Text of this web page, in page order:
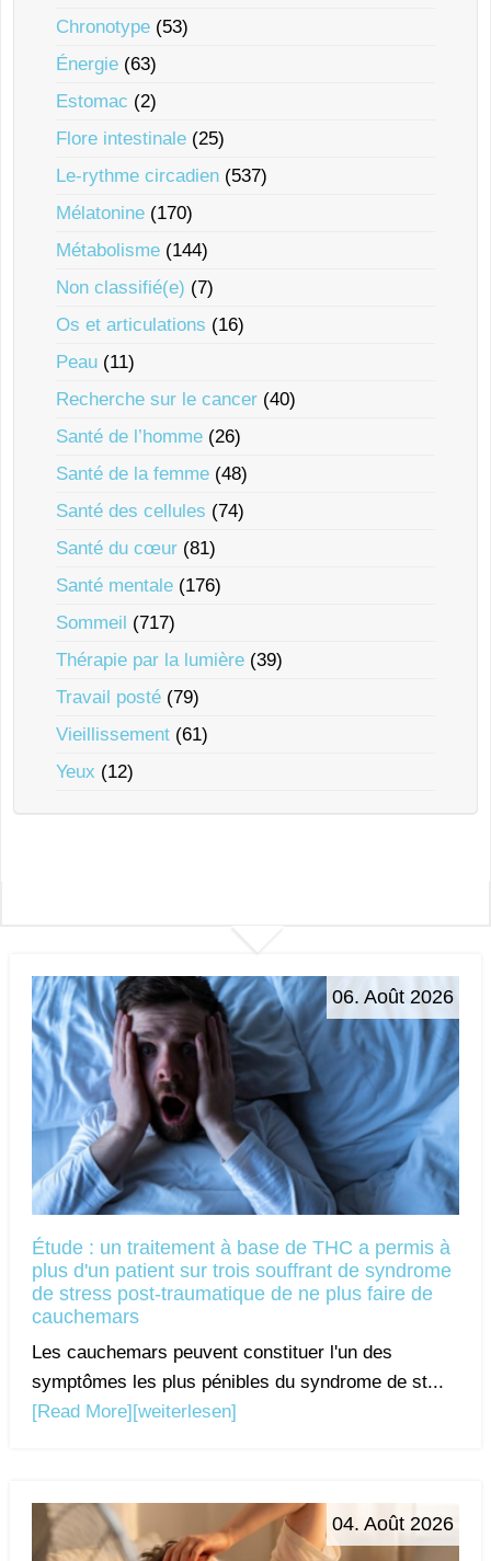
Chronotype (53)
Énergie (63)
Estomac (2)
Flore intestinale (25)
Le-rythme circadien (537)
Mélatonine (170)
Métabolisme (144)
Non classifié(e) (7)
Os et articulations (16)
Peau (11)
Recherche sur le cancer (40)
Santé de l’homme (26)
Santé de la femme (48)
Santé des cellules (74)
Santé du cœur (81)
Santé mentale (176)
Sommeil (717)
Thérapie par la lumière (39)
Travail posté (79)
Vieillissement (61)
Yeux (12)
06. Août 2026
Étude : un traitement à base de THC a permis à
plus d'un patient sur trois souffrant de syndrome
de stress post-traumatique de ne plus faire de
cauchemars
Les cauchemars peuvent constituer l'un des
symptômes les plus pénibles du syndrome de st...
[Read More][weiterlesen]
04. Août 2026